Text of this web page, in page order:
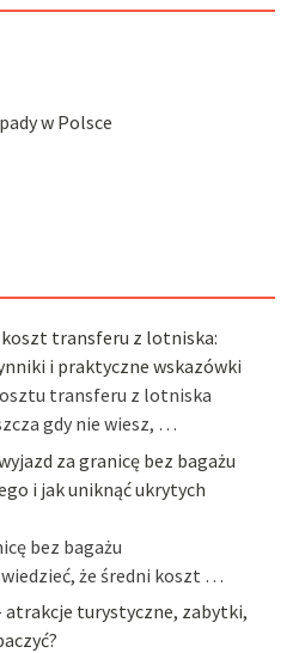
w Polsce
transferu z lotniska:
i praktyczne wskazówki
transferu z lotniska
gdy nie wiesz, …
za granicę bez bagażu
i jak uniknąć ukrytych
bez bagażu
że średni koszt …
atrakcje turystyczne, zabytki,